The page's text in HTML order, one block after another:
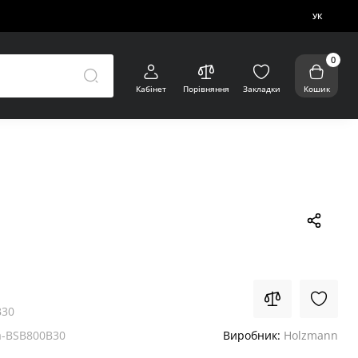
УК
Кабінет Порівняння Закладки
0
Кошик
BSB800B30 Виробник: Holzmann